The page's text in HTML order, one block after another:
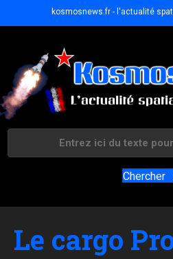
kosmosnews.fr - l'actualité
Chercher
Le cargo